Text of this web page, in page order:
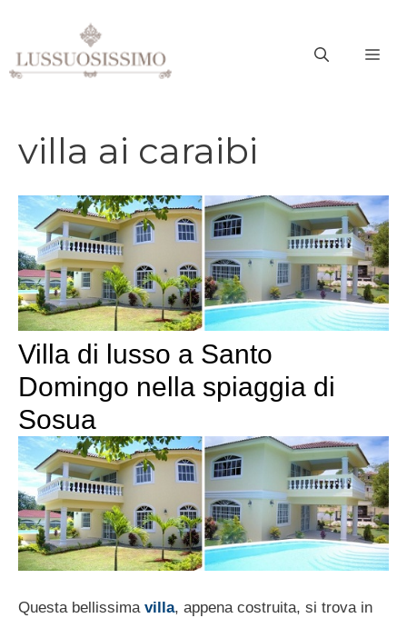
contenuto
villa ai caraibi
Villa di lusso a Santo
Domingo nella spiaggia di
Sosua
Questa bellissima villa, appena costruita, si trova in